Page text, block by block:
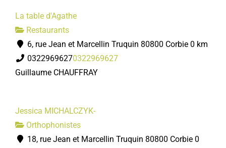
La table d'Agathe
Restaurants
6, rue Jean et Marcellin Truquin 80800 Corbie 0 km
03229696270322969627
Guillaume CHAUFFRAY
Jessica MICHALCZYK-
Orthophonistes
18, rue Jean et Marcellin Truquin 80800 Corbie 0